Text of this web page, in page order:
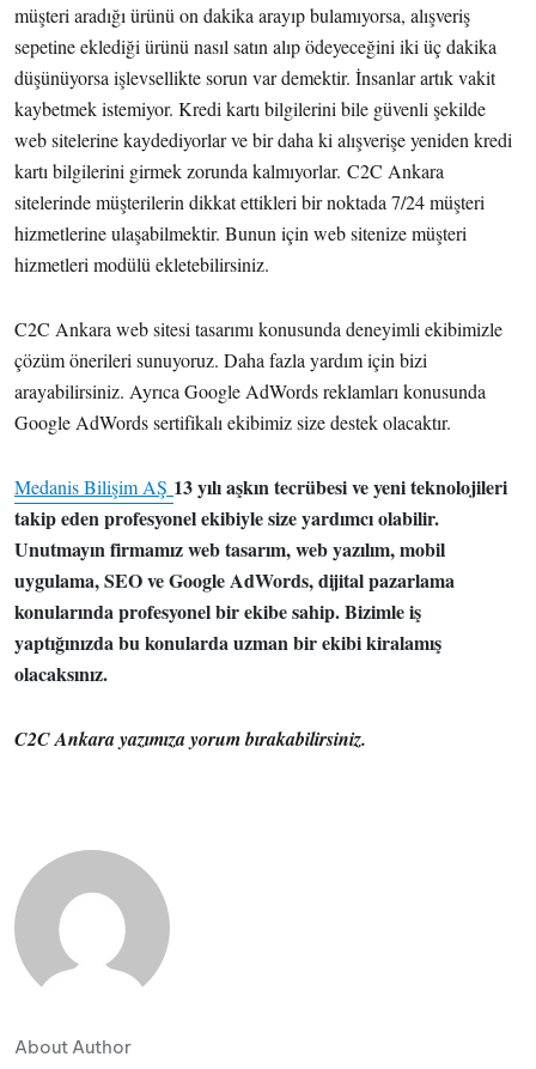
müşteri aradığı ürünü on dakika arayıp bulamıyorsa, alışveriş
sepetine eklediği ürünü nasıl satın alıp ödeyeceğini iki üç dakika
düşünüyorsa işlevsellikte sorun var demektir. İnsanlar artık vakit
kaybetmek istemiyor. Kredi kartı bilgilerini bile güvenli şekilde
web sitelerine kaydediyorlar ve bir daha ki alışverişe yeniden kredi
kartı bilgilerini girmek zorunda kalmıyorlar. C2C Ankara
sitelerinde müşterilerin dikkat ettikleri bir noktada 7/24 müşteri
hizmetlerine ulaşabilmektir. Bunun için web sitenize müşteri
hizmetleri modülü ekletebilirsiniz.
C2C Ankara web sitesi tasarımı konusunda deneyimli ekibimizle
çözüm önerileri sunuyoruz. Daha fazla yardım için bizi
arayabilirsiniz. Ayrıca Google AdWords reklamları konusunda
Google AdWords sertifikalı ekibimiz size destek olacaktır.
Medanis Bilişim AŞ 13 yılı aşkın tecrübesi ve yeni teknolojileri
takip eden profesyonel ekibiyle size yardımcı olabilir.
Unutmayın firmamız web tasarım, web yazılım, mobil
uygulama, SEO ve Google AdWords, dijital pazarlama
konularında profesyonel bir ekibe sahip. Bizimle iş
yaptığınızda bu konularda uzman bir ekibi kiralamış
olacaksınız.
C2C Ankara yazımıza yorum bırakabilirsiniz.
About Author